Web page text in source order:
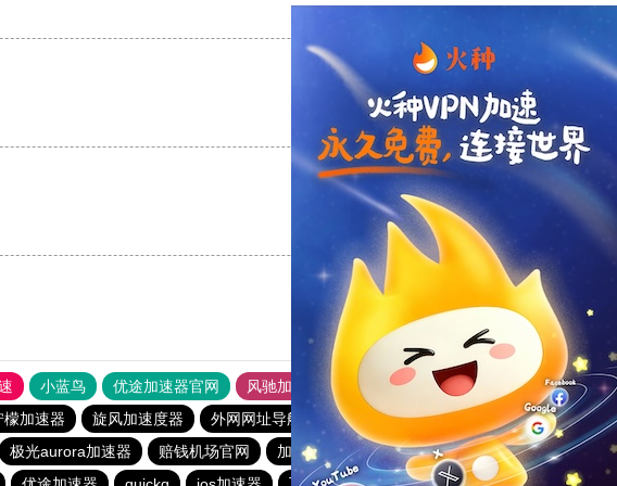
支持 [0] 反对 [0]
支持
小蓝鸟 优途加速器官网 风驰加速器
旋风加速器
檬加速器 旋风加速度器 外网网址导航 软件中心 雷霆加速
狂飙加速器
极光aurora加速器 赔钱机场官网 加速器旋风
twitter加速器